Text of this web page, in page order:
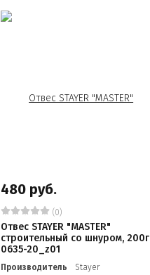
480 руб.
(0)
Отвес STAYER "MASTER"
строительный со шнуром, 200г
0635-20_z01
Производитель
Stayer